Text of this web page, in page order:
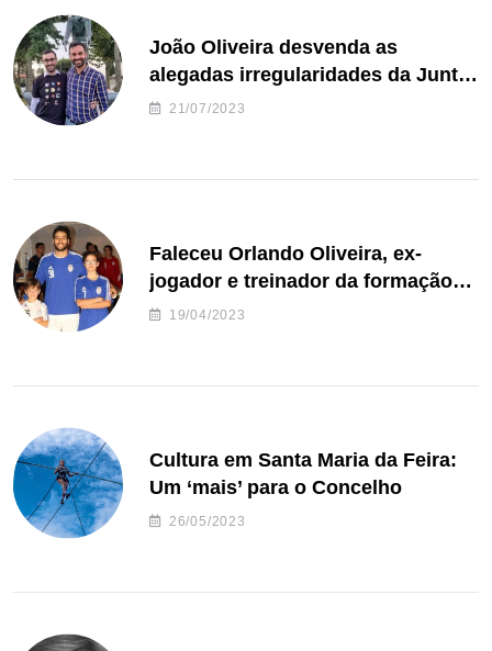
João Oliveira desvenda as
alegadas irregularidades da Junta
de Freguesia S. João de Ver
21/07/2023
Faleceu Orlando Oliveira, ex-
jogador e treinador da formação
de andebol do Feirense
19/04/2023
Cultura em Santa Maria da Feira:
Um ‘mais’ para o Concelho
26/05/2023